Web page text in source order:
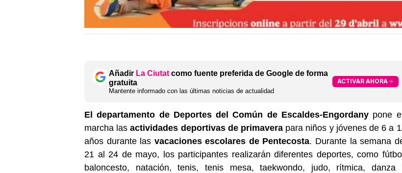
Añadir La Ciutat como fuente preferida de Google de forma
gratuita
Mantente informado con las últimas noticias de actualidad
ACTIVAR AHORA
El departamento de Deportes del Común de Escaldes-Engordany pone
marcha lasactividades deportivas de primavera para niños y jóvenes de 6 a
años durante las vacaciones escolares de Pentecosta. Durante la semana
21 al 24 de mayo, los participantes realizarán diferentes deportes, como
baloncesto, natación, tenis, tenis mesa, taekwondo, judo, rítmica, danza